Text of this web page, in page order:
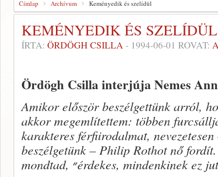
Címlap Archívum Keményedik és szelídül
KEMÉNYEDIK ÉS SZELÍDÜL
ÍRTA: ÖRDÖGH CSILLA - 1994-06-01 ROVAT:
Ördögh Csilla interjúja Nemes
Amikor először beszélgettünk arról,
akkor megemlítettem: többen
karakteres férfiirodalmat,
beszélgetünk – Philip Rothot nő
mondtad, ״érdekes, mindenkinek ez